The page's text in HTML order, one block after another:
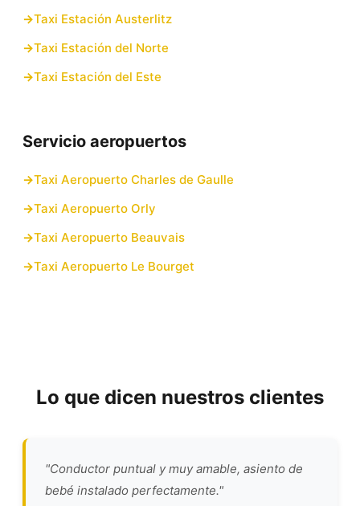
Taxi Estación Austerlitz
Taxi Estación del Norte
Taxi Estación del Este
Servicio aeropuertos
Taxi Aeropuerto Charles de Gaulle
Taxi Aeropuerto Orly
Taxi Aeropuerto Beauvais
Taxi Aeropuerto Le Bourget
Lo que dicen nuestros clientes
"Conductor puntual y muy amable, asiento de
bebé instalado perfectamente."